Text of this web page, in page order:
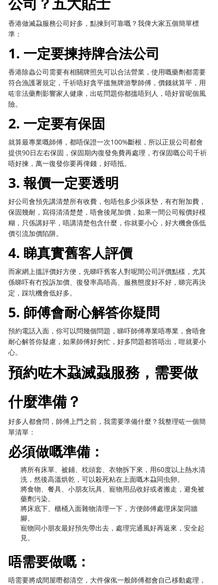
香港做滅蝨服務公司好多，點揀到可靠嘅？我俾大家五個簡單標
準：
1. 一定要揀持牌合法公司
香港除蟲公司需要有相關牌照先可以合法營業，使用嘅藥劑都需要
符合漁護署規定，千祈唔好貪平搵無牌游擊師傅，價錢就算平，用
咗非法藥劑影響家人健康，出咗問題你都搵唔到人，唔好冒呢個風
險。
2. 一定要有保固
就算最專業嘅師傅，都唔保證一次100%斷根，所以正規公司都會
提供90日左右保固，保固期內復發免費再處理，冇保固嘅公司千祈
唔好揀，萬一復發你要再俾錢，好唔抵。
3. 報價一定要透明
好公司會預先講清楚所有收費，包唔包多少張床墊，有冇附加費，
保固幾耐，寫得清清楚楚，唔會後尾加價，如果一間公司報價好模
糊，只係講好平，唔講清楚包含什麼，你就要小心，好大機會係低
價引流加價陷阱。
4. 睇真實舊客人評價
而家網上搵評價好方便，先睇吓舊客人對呢間公司評價點樣，尤其
係睇吓有冇投訴加價、復發率高唔高、服務態度好不好，睇完再決
定，踩坑機會低好多。
5. 師傅會耐心解答你疑問
預約電話入面，你可以問幾個問題，睇吓師傅專業唔專業，會唔會
耐心解答你疑慮，如果師傅好匆忙，好多問題都答唔出，咁就要小
心。
預約咗木蝨滅蝨服務，需要做
什麼準備？
好多人都會問，師傅上門之前，我需要準備什麼？我整理咗一個簡
單清單：
必須做嘅準備：
將所有床單、被鋪、枕頭套、衣物拆下來，用60度以上熱水清
洗，然後高溫烘乾，可以殺死粘在上面嘅木蝨同虫卵。
將食物、餐具、小朋友玩具、寵物用品收好或者搬走，避免被
藥劑污染。
將床底下、櫃桶入面雜物清理一下，方便師傅處理床架同牆
腳。
寵物同小朋友最好預先帶出去，處理完通風好再返來，安全起
見。
唔需要做嘅：
唔需要將成間屋嘢都清空，大件傢俬一般師傅都會自己移動處理，